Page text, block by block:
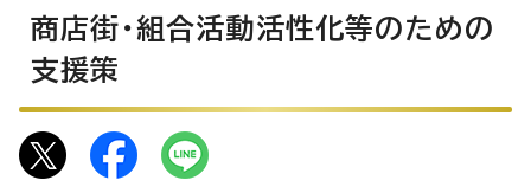
商店街・組合活動活性化等のための
支援策